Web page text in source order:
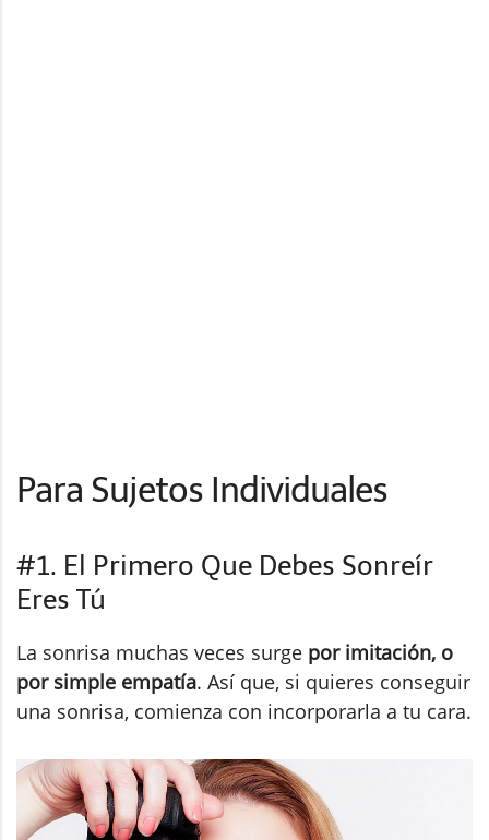
Para Sujetos Individuales
#1. El Primero Que Debes Sonreír
Eres Tú
La sonrisa muchas veces surge por imitación, o
por simple empatía. Así que, si quieres conseguir
una sonrisa, comienza con incorporarla a tu cara.